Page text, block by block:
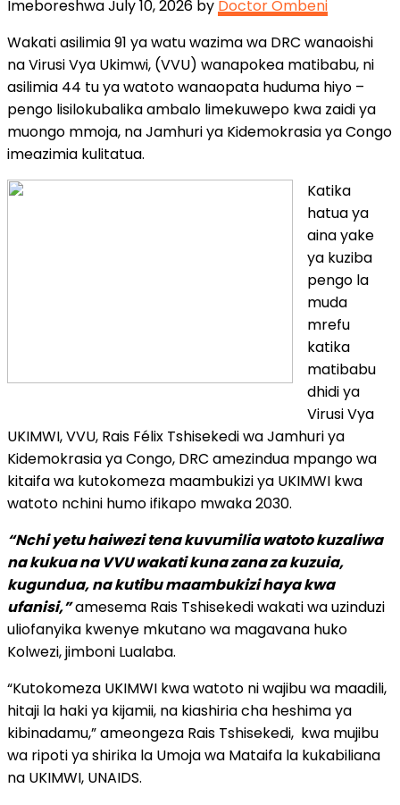
Imeboreshwa July 10, 2026 by Doctor Ombeni
Wakati asilimia 91 ya watu wazima wa DRC wanaoishi
na Virusi Vya Ukimwi, (VVU) wanapokea matibabu, ni
asilimia 44 tu ya watoto wanaopata huduma hiyo –
pengo lisilokubalika ambalo limekuwepo kwa zaidi ya
muongo mmoja, na Jamhuri ya Kidemokrasia ya Congo
imeazimia kulitatua.
Katika
hatua ya
aina yake
ya kuziba
pengo la
muda
mrefu
katika
matibabu
dhidi ya
Virusi Vya
UKIMWI, VVU, Rais Félix Tshisekedi wa Jamhuri ya
Kidemokrasia ya Congo, DRC amezindua mpango wa
kitaifa wa kutokomeza maambukizi ya UKIMWI kwa
watoto nchini humo ifikapo mwaka 2030.
“Nchi yetu haiwezi tena kuvumilia watoto kuzaliwa
na kukua na VVU wakati kuna zana za kuzuia,
kugundua, na kutibu maambukizi haya kwa
ufanisi,”amesema Rais Tshisekedi wakati wa uzinduzi
uliofanyika kwenye mkutano wa magavana huko
Kolwezi, jimboni Lualaba.
“Kutokomeza UKIMWI kwa watoto ni wajibu wa maadili,
hitaji la haki ya kijamii, na kiashiria cha heshima ya
kibinadamu,” ameongeza Rais Tshisekedi, kwa mujibu
wa ripoti ya shirika la Umoja wa Mataifa la kukabiliana
na UKIMWI, UNAIDS.